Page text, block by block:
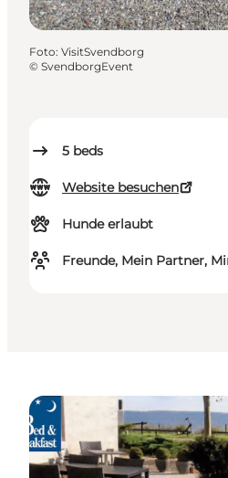
5 beds
Website besuchen
Hunde erlaubt
Freunde, Mein Partner,
Foto: VisitSvendborg
© SvendborgEvent